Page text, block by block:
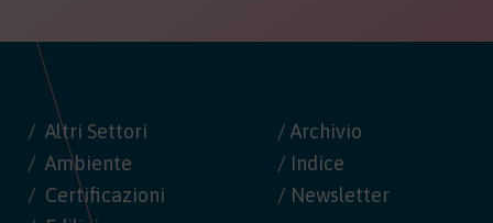
Altri Settori
Ambiente
Certificazioni
/ Archivio
/ Indice
/ Newsletter